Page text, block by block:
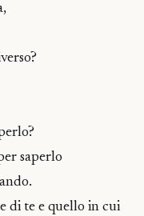
saperlo
di te e quello in cui